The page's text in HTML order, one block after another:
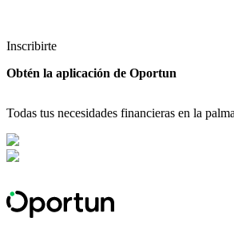
Inscribirte
Obtén la aplicación de Oportun
Todas tus necesidades financieras en la